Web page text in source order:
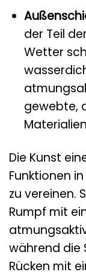
der Teil
Wetter
gewebte,
Die Kunst
Funktionen
zu vereinen.
Rumpf mit
während die
Rücken mit